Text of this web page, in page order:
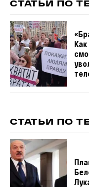
СТАТЬИ ПО
Как
СТАТЬИ ПО